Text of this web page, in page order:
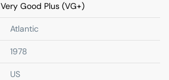
Very Good Plus (VG+)
Atlantic
1978
US